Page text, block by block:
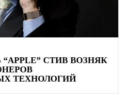
СТИВ ВОЗНЯК
ТЕХНОЛОГИЙ